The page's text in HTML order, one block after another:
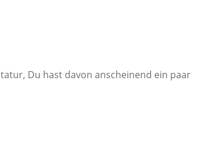
Du hast davon anscheinend ein paar